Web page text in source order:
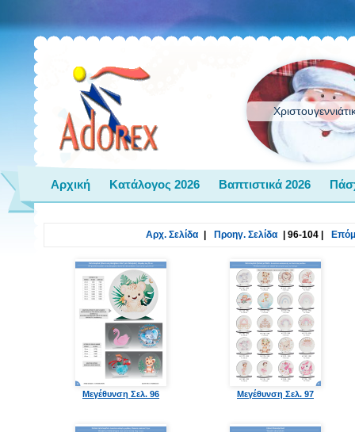
Αρχική Κατάλογος 2026 Βαπτιστικά 2026
Αρχ. Σελίδα Προηγ. Σελίδα 96-104|
Μεγέθυνση Σελ. 96 Μεγέθυνση Σελ. 97